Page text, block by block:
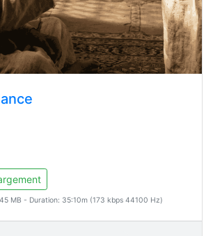
MB - Duration: 35:10m (173 kbps 44100 Hz)